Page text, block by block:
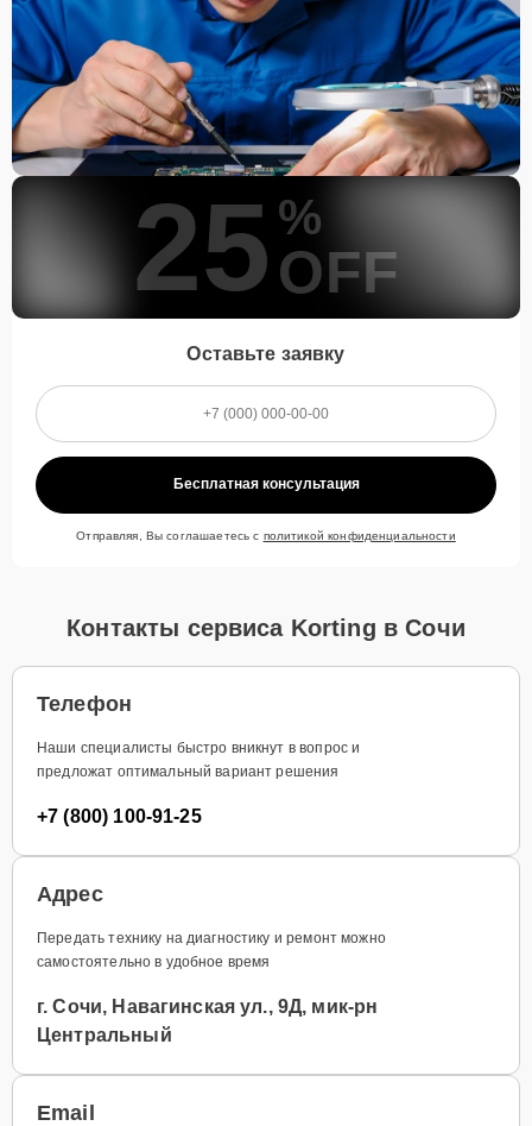
25 %
OFF
Оставьте заявку
Бесплатная консультация
Отправляя, Вы соглашаетесь с политикой конфиденциальности
Контакты сервиса Korting в Сочи
Телефон
Наши специалисты быстро вникнут в вопрос и
предложат оптимальный вариант решения
+7 (800) 100-91-25
Адрес
Передать технику на диагностику и ремонт можно
самостоятельно в удобное время
г. Сочи, Навагинская ул., 9Д, мик-рн
Центральный
Email